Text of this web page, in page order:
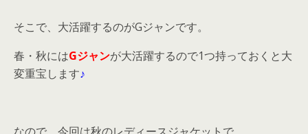
そこで、大活躍するのがGジャンです。
春・秋にはGジャンが大活躍するので1つ持っておくと大
変重宝します♪